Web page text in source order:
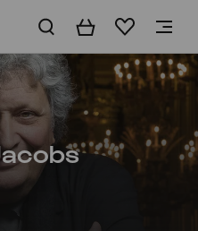
WarenkorbMerkliste